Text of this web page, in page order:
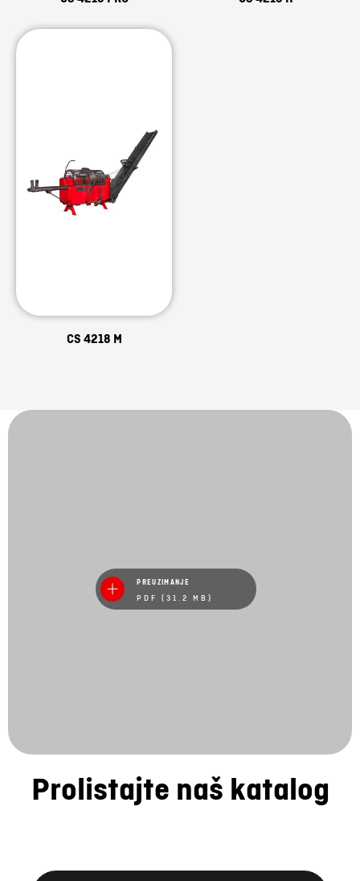
CS 4218 M
PREUZIMANJE
PDF (31.2 MB)
Prolistajte naš katalog